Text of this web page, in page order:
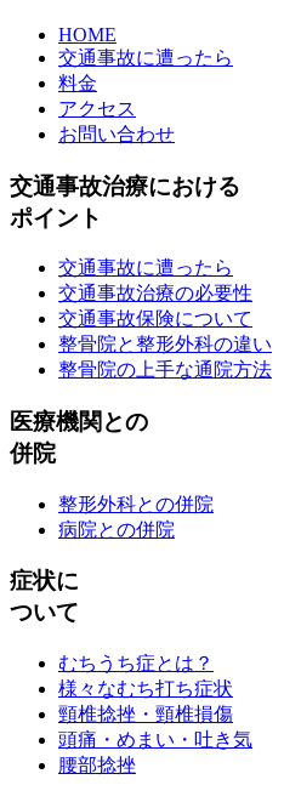
HOME
交通事故に遭ったら
料金
アクセス
お問い合わせ
交通事故治療における
ポイント
交通事故に遭ったら
交通事故治療の必要性
交通事故保険について
整骨院と整形外科の違い
整骨院の上手な通院方法
医療機関との
併院
整形外科との併院
病院との併院
症状に
ついて
むちうち症とは？
様々なむち打ち症状
頸椎捻挫・頸椎損傷
頭痛・めまい・吐き気
腰部捻挫